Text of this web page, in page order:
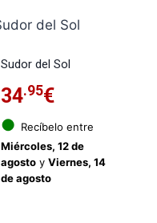
Sudor del Sol
34.95€
● Recíbelo entre
Miércoles, 12 de
agostoy Viernes, 14
de agosto